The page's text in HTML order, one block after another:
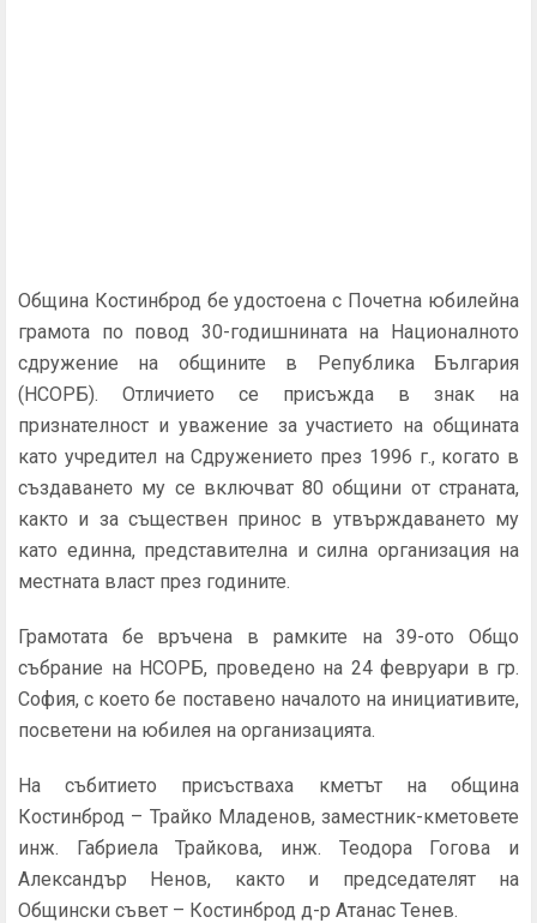
Община Костинброд бе удостоена с Почетна юбилейна
грамота по повод 30-годишнината на Националното
сдружение на общините в Република България
(НСОРБ). Отличието се присъжда в знак на
признателност и уважение за участието на общината
като учредител на Сдружението през 1996 г., когато в
създаването му се включват 80 общини от страната,
както и за съществен принос в утвърждаването му
като единна, представителна и силна организация на
местната власт през годините.
Грамотата бе връчена в рамките на 39-ото Общо
събрание на НСОРБ, проведено на 24 февруари в гр.
София, с което бе поставено началото на инициативите,
посветени на юбилея на организацията.
На събитието присъстваха кметът на община
Костинброд – Трайко Младенов, заместник-кметовете
инж. Габриела Трайкова, инж. Теодора Гогова и
Александър Ненов, както и председателят на
Общински съвет – Костинброд д-р Атанас Тенев.